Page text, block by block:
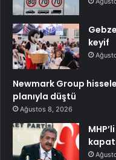
keyif
Newmark Group
planıyla düştü
Ağustos 8, 2026